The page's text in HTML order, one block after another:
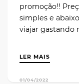
promoção!!
simples e
viajar gastando
LER MAIS
01/04/2022